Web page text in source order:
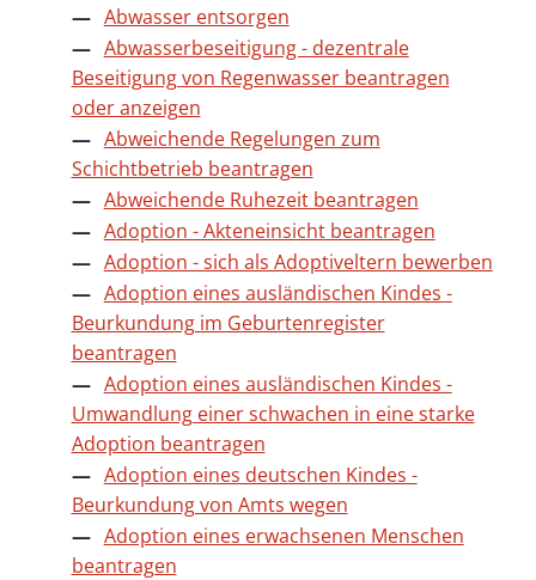
Abwasser entsorgen
Abwasserbeseitigung - dezentrale
Beseitigung von Regenwasser beantragen
oder anzeigen
Abweichende Regelungen zum
Schichtbetrieb beantragen
Abweichende Ruhezeit beantragen
Adoption - Akteneinsicht beantragen
Adoption - sich als Adoptiveltern bewerben
Adoption eines ausländischen Kindes -
Beurkundung im Geburtenregister
beantragen
Adoption eines ausländischen Kindes -
Umwandlung einer schwachen in eine starke
Adoption beantragen
Adoption eines deutschen Kindes -
Beurkundung von Amts wegen
Adoption eines erwachsenen Menschen
beantragen